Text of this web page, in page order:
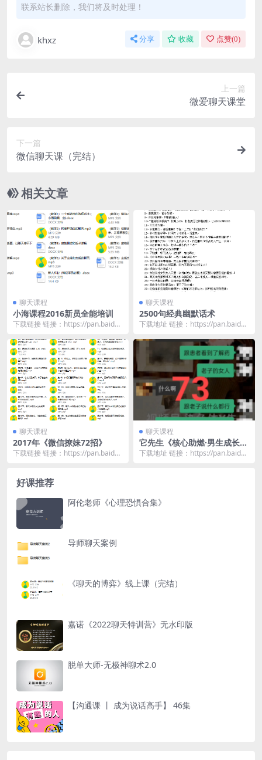
联系站长删除，我们将及时处理！
khxz 分享 收藏 点赞(0)
上一篇
微爱聊天课堂
下一篇
微信聊天课（完结）
相关文章
聊天课程
小海课程2016新员全能培训
下载链接 链接：https://pan.baidu.
聊天课程
2500句经典幽默话术
下载地址 链接：https://pan.baidu.
聊天课程
2017年《微信撩妹72招》
下载链接 链接：https://pan.baidu.
聊天课程
它先生《核心助燃·男生成长系
列》案例49节
下载地址 链接：https://pan.baidu.
好课推荐
阿伦老师《心理恐惧合集》
导师聊天案例
《聊天的博弈》线上课（完结）
嘉诺《2022聊天特训营》无水印版
脱单大师-无极神聊术2.0
【沟通课 丨 成为说话高手】 46集